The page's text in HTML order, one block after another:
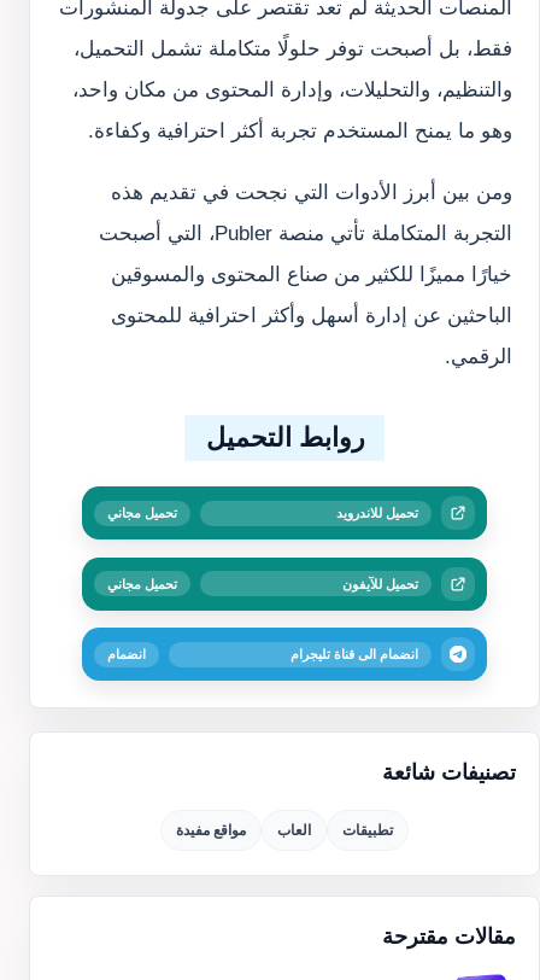
تصنيفات شائعة
تطبيقات العاب مواقع مفيدة
مقالات مقترحة
المنصات الحديثة لم تعد تقتصر على جدولة المنشورات
فقط، بل أصبحت توفر حلولًا متكاملة تشمل التحميل،
والتنظيم، والتحليلات، وإدارة المحتوى من مكان واحد،
وهو ما يمنح المستخدم تجربة أكثر احترافية وكفاءة.
ومن بين أبرز الأدوات التي نجحت في تقديم هذه
التجربة المتكاملة تأتي منصة Publer، التي أصبحت
خيارًا مميزًا للكثير من صناع المحتوى والمسوقين
الباحثين عن إدارة أسهل وأكثر احترافية للمحتوى
الرقمي.
روابط التحميل
تحميل للاندرويد تحميل مجاني
تحميل للآيفون تحميل مجاني
انضمام الى قناة تليجرام انضمام